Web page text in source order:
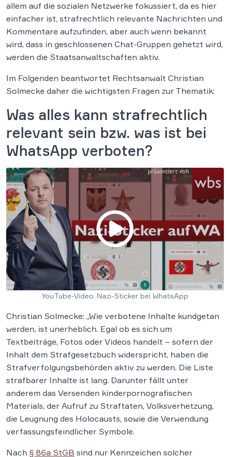
allem auf die sozialen Netzwerke fokussiert, da es hier
einfacher ist, strafrechtlich relevante Nachrichten und
Kommentare aufzufinden, aber auch wenn bekannt
wird, dass in geschlossenen Chat-Gruppen gehetzt wird,
werden die Staatsanwaltschaften aktiv.
Im Folgenden beantwortet Rechtsanwalt Christian
Solmecke daher die wichtigsten Fragen zur Thematik:
Was alles kann strafrechtlich
relevant sein bzw. was ist bei
WhatsApp verboten?
YouTube-Video: Nazi-Sticker bei WhatsApp
Christian Solmecke: „Wie verbotene Inhalte kundgetan
werden, ist unerheblich. Egal ob es sich um
Textbeiträge, Fotos oder Videos handelt – sofern der
Inhalt dem Strafgesetzbuch widerspricht, haben die
Strafverfolgungsbehörden aktiv zu werden. Die Liste
strafbarer Inhalte ist lang. Darunter fällt unter
anderem das Versenden kinderpornografischen
Materials, der Aufruf zu Straftaten, Volksverhetzung,
die Leugnung des Holocausts, sowie die Verwendung
verfassungsfeindlicher Symbole.
Nach § 86a StGB sind nur Kennzeichen solcher